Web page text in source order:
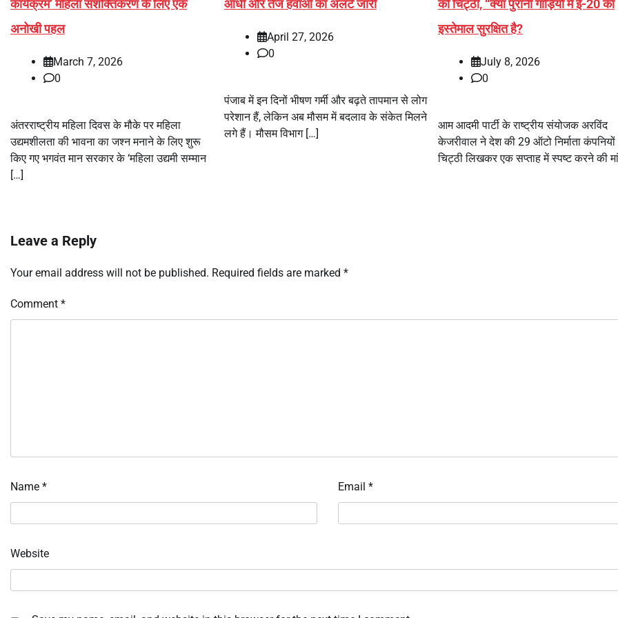
कार्यक्रम’ महिला सशक्तिकरण के लिए एक
अनोखी पहल
March 7, 2026
0
अंतरराष्ट्रीय महिला दिवस के मौके पर महिला
उद्यमशीलता की भावना का जश्न मनाने के लिए शुरू
किए गए भगवंत मान सरकार के ‘महिला उद्यमी सम्मान
[…]
आंधी और तेज हवाओं का अलर्ट जारी
April 27, 2026
0
पंजाब में इन दिनों भीषण गर्मी और बढ़ते तापमान से लोग
परेशान हैं, लेकिन अब मौसम में बदलाव के संकेत मिलने
लगे हैं। मौसम विभाग […]
को चिट्ठी, ‘‘क्या पुरानी गाड़ियों में ई-20 का
इस्तेमाल सुरक्षित है?
July 8, 2026
0
आम आदमी पार्टी के राष्ट्रीय संयोजक अरविंद
केजरीवाल ने देश की 29 ऑटो निर्माता कंपनियों
चिट्ठी लिखकर एक सप्ताह में स्पष्ट करने की
Leave a Reply
Your email address will not be published. Required fields are marked *
Comment *
Name * Email *
Website